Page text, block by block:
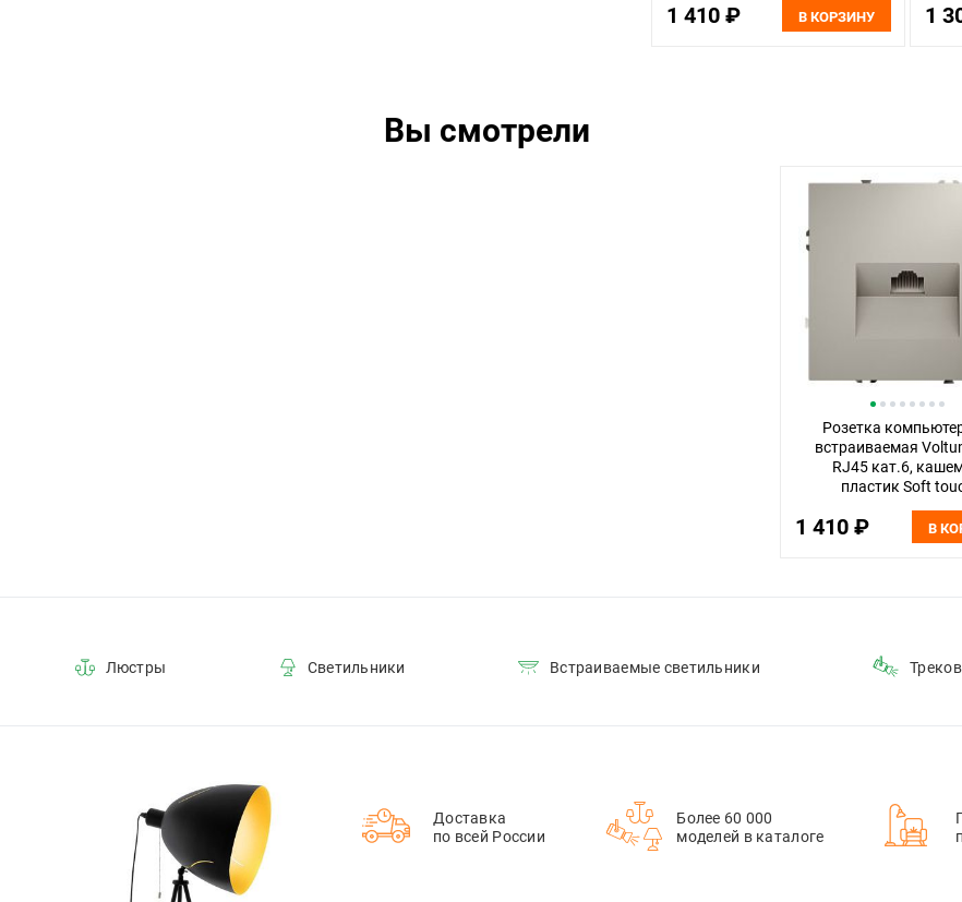
1 410 ₽ В КОРЗИНУ 1
Вы смотрели
Розетка
встраиваемая
RJ45 кат.6,
пластик Soft
1 410 ₽ В
Люстры Светильники Встраиваемые светильники
Доставка
по всей России
Более 60 000
моделей в каталоге